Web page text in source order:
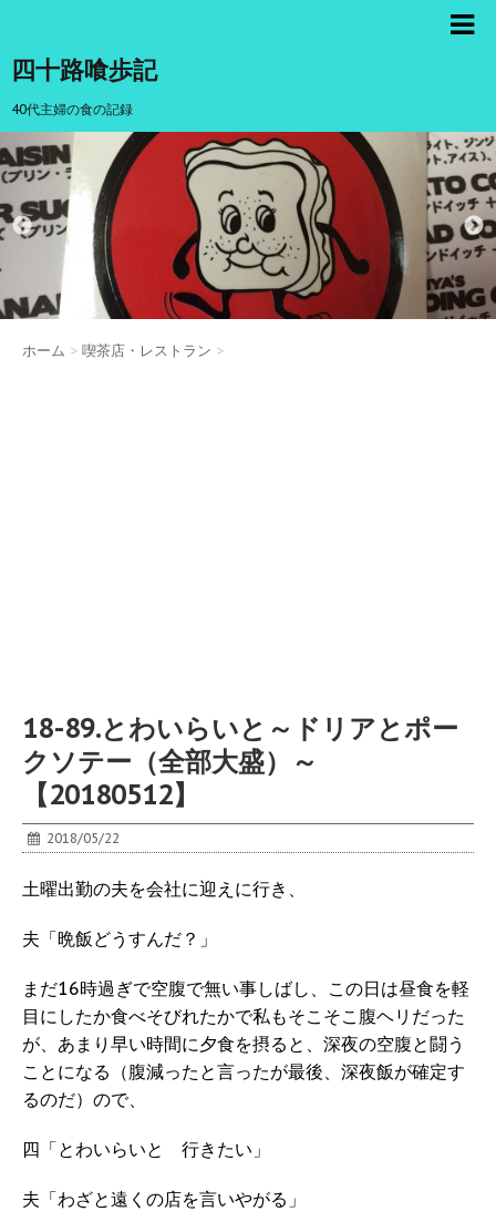
四十路喰歩記
40代主婦の食の記録
ホーム > 喫茶店・レストラン >
18-89.とわいらいと～ドリアとポー
クソテー（全部大盛）～
【20180512】
2018/05/22
土曜出勤の夫を会社に迎えに行き、
夫「晩飯どうすんだ？」
まだ16時過ぎで空腹で無い事しばし、この日は昼食を軽
目にしたか食べそびれたかで私もそこそこ腹ヘリだった
が、あまり早い時間に夕食を摂ると、深夜の空腹と闘う
ことになる（腹減ったと言ったが最後、深夜飯が確定す
るのだ）ので、
四「とわいらいと 行きたい」
夫「わざと遠くの店を言いやがる」